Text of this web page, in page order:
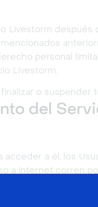
Livestorm
personal
Livestorm.
o suspender
del
a él, los
a internet corren
al Sitio